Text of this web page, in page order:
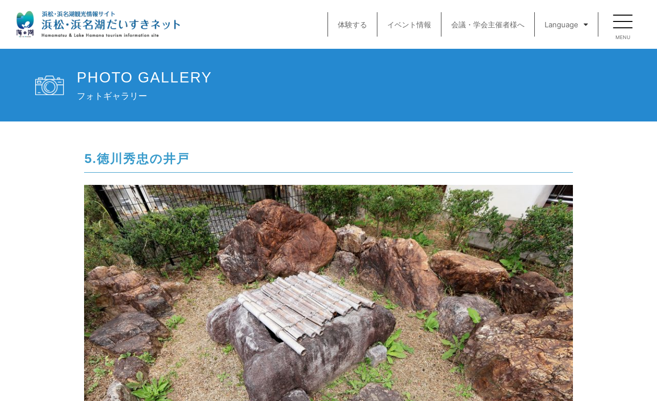
体験する イベント情報 会議・学会主催者様へ Language
PHOTO GALLERY
フォトギャラリー
5.徳川秀忠の井戸